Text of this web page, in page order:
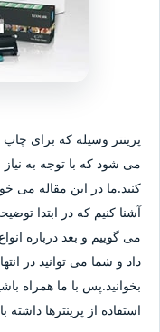
پرینتر وسیله که برای چاپ
می شود که با توجه به نیاز
کنید.ما در این مقاله می
آشنا کنیم که در ابتدا
می گوییم و بعد درباره
داد و شما می توانید در
بخوانید.پس با ما همراه
استفاده از پرینترها داشته